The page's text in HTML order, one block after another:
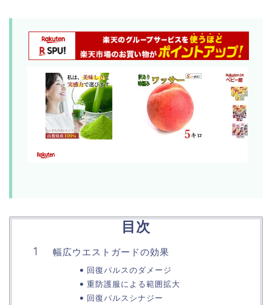
目次
幅広ウエストガードの効果
回復パルスのダメージ
重防護服による範囲拡大
回復パルスシナジー